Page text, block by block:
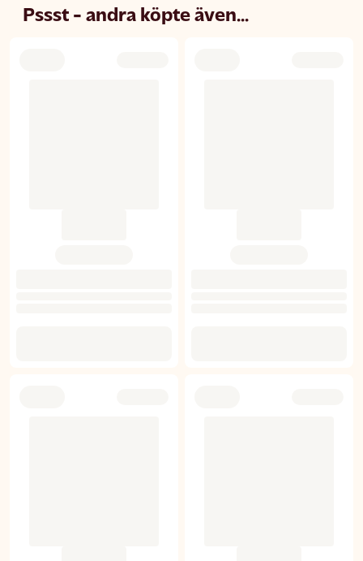
Pssst - andra köpte även...